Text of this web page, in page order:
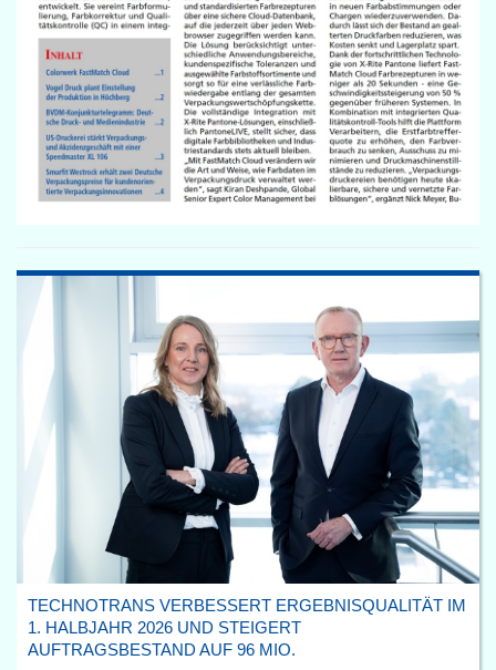
TECHNOTRANS VERBESSERT ERGEBNISQUALITÄT IM
1. HALBJAHR 2026 UND STEIGERT
AUFTRAGSBESTAND AUF 96 MIO.